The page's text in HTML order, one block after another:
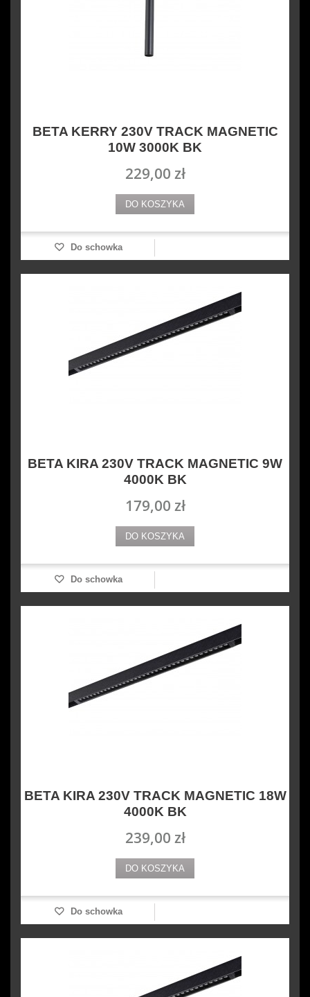
BETA KERRY 230V TRACK MAGNETIC
10W 3000K BK
229,00 zł
DO KOSZYKA
Do schowka
BETA KIRA 230V TRACK MAGNETIC 9W
4000K BK
179,00 zł
DO KOSZYKA
Do schowka
BETA KIRA 230V TRACK MAGNETIC 18W
4000K BK
239,00 zł
DO KOSZYKA
Do schowka